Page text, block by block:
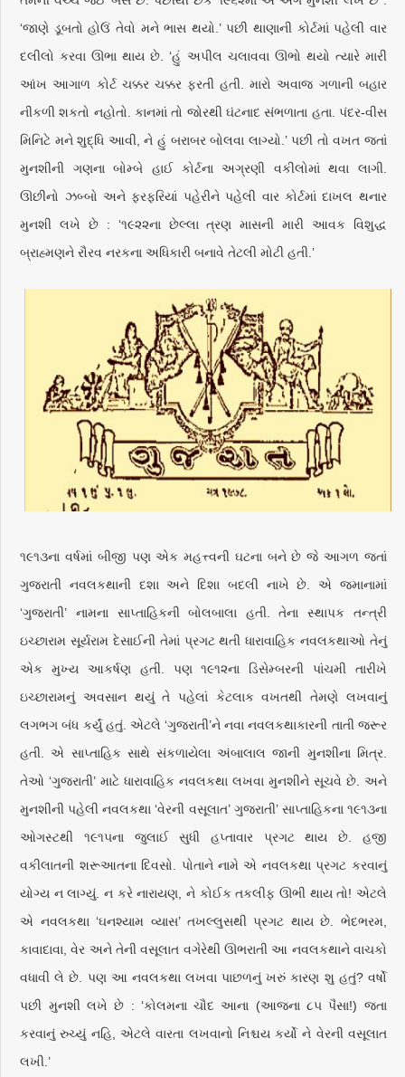
‘જાણે ડૂબતો હોઉં તેવો મને ભાસ થયો.’ પછી થાણાની કોર્ટમાં પહેલી વાર
દલીલો કરવા ઊભા થાય છે. ‘હું અપીલ ચલાવવા ઊભો થયો ત્યારે મારી
આંખ આગાળ કોર્ટ ચક્કર ચક્કર ફરતી હતી. મારો અવાજ ગળાની બહાર
નીકળી શકતો નહોતો. કાનમાં તો જોરથી ઘંટનાદ સંભળાતા હતા. પંદર-વીસ
મિનિટે મને શુદ્ધિ આવી, ને હું બરાબર બોલવા લાગ્યો.’ પછી તો વખત જતાં
મુનશીની ગણના બોમ્બે હાઈ કોર્ટના અગ્રણી વકીલોમાં થવા લાગી.
ઊછીનો ઝબ્બો અને ફરફરિયાં પહેરીને પહેલી વાર કોર્ટમાં દાખલ થનાર
મુનશી લખે છે : ‘૧૯૨૨ના છેલ્લા ત્રણ માસની મારી આવક વિશુદ્ધ
બ્રાહ્મણને રૌરવ નરકના અધિકારી બનાવે તેટલી મોટી હતી.’
૧૯૧૩ના વર્ષમાં બીજી પણ એક મહત્ત્વની ઘટના બને છે જે આગળ જતાં
ગુજરાતી નવલકથાની દશા અને દિશા બદલી નાખે છે. એ જમાનામાં
‘ગુજરાતી’ નામના સાપ્તાહિકની બોલબાલા હતી. તેના સ્થાપક તન્ત્રી
ઇચ્છારામ સૂર્યરામ દેસાઈની તેમાં પ્રગટ થતી ધારાવાહિક નવલકથાઓ તેનું
એક મુખ્ય આકર્ષણ હતી. પણ ૧૯૧૨ના ડિસેમ્બરની પાંચમી તારીખે
ઇચ્છારામનું અવસાન થયું તે પહેલાં કેટલાક વખતથી તેમણે લખવાનું
લગભગ બંધ કર્યું હતું. એટલે ‘ગુજરાતી’ને નવા નવલકથાકારની તાતી જરૂર
હતી. એ સાપ્તાહિક સાથે સંકળાયેલા અંબાલાલ જાની મુનશીના મિત્ર.
તેઓ ‘ગુજરાતી’ માટે ધારાવાહિક નવલકથા લખવા મુનશીને સૂચવે છે. અને
મુનશીની પહેલી નવલકથા ‘વેરની વસૂલાત’ ગુજરાતી’ સાપ્તાહિકના ૧૯૧૩ના
ઓગસ્ટથી ૧૯૧૫ના જુલાઈ સુધી હપ્તાવાર પ્રગટ થાય છે. હજી
વકીલાતની શરૂઆતના દિવસો. પોતાને નામે એ નવલકથા પ્રગટ કરવાનું
યોગ્ય ન લાગ્યું. ન કરે નારાયણ, ને કોઈક તકલીફ ઊભી થાય તો! એટલે
એ નવલકથા ‘ઘનશ્યામ વ્યાસ’ તખલ્લુસથી પ્રગટ થાય છે. ભેદભરમ,
કાવાદાવા, વેર અને તેની વસૂલાત વગેરેથી ઊભરાતી આ નવલકથાને વાચકો
વધાવી લે છે. પણ આ નવલકથા લખવા પાછળનું ખરું કારણ શુ હતું? વર્ષો
પછી મુનશી લખે છે : ‘કોલમના ચૌદ આના (આજના ૮૫ પૈસા!) જતા
કરવાનું રુચ્યું નહિ, એટલે વારતા લખવાનો નિશ્ચય કર્યો ને વેરની વસૂલાત
લખી.’